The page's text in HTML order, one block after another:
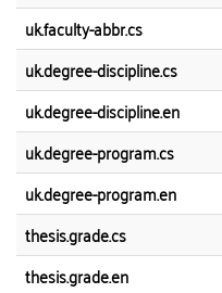
uk.faculty-abbr.cs
uk.degree-discipline.cs
uk.degree-discipline.en
uk.degree-program.cs
uk.degree-program.en
thesis.grade.cs
thesis.grade.en